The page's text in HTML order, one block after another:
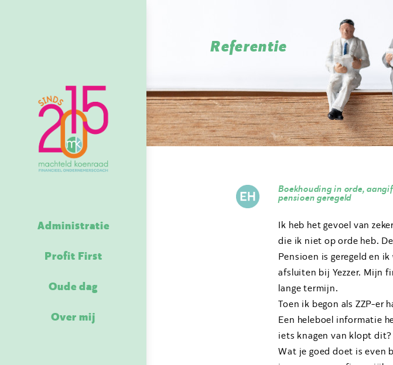
Administratie
Profit First
Oude dag
Over mij
Referentie
Boekhouding in orde,
pensioen geregeld
Ik heb het gevoel van
die ik niet op orde heb.
Pensioen is geregeld en
afsluiten bij Yezzer. Mijn
lange termijn.
Toen ik begon als ZZP-er
Een heleboel informatie
iets knagen van klopt
Wat je goed doet is even